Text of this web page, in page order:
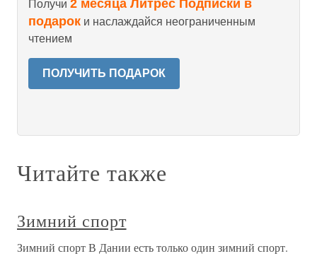
Получи 2 месяца Литрес Подписки в
подарок и наслаждайся неограниченным
чтением
ПОЛУЧИТЬ ПОДАРОК
Читайте также
Зимний спорт
Зимний спорт В Дании есть только один зимний спорт.